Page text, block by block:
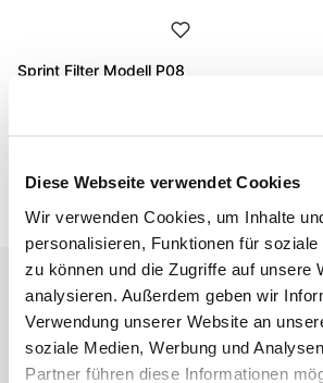
Diese Webseite verwendet Cookies
Wir verwenden Cookies, um Inhalte
personalisieren, Funktionen für soziale
zu können und die Zugriffe auf unsere
analysieren. Außerdem geben wir
Verwendung unserer Website an
soziale Medien, Werbung und
Partner führen diese Informationen
Sprint Filter Modell P08
EMAIL
Abonnieren Sie unseren